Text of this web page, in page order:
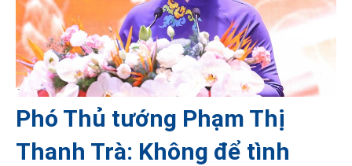
Phó Thủ tướng Phạm Thị
Thanh Trà: Không để tình